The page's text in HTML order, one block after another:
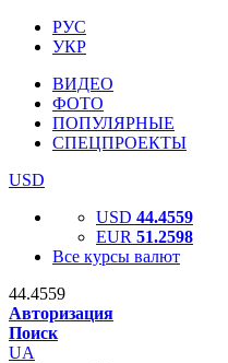
РУС
УКР
ВИДЕО
ФОТО
ПОПУЛЯРНЫЕ
СПЕЦПРОЕКТЫ
USD
USD 44.4559
EUR 51.2598
Все курсы валют
44.4559
Авторизация
Поиск
UA